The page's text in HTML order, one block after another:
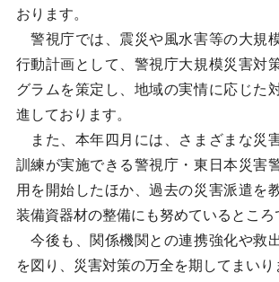
おります。
警視庁では、震災や風水害等の大規
行動計画として、警視庁大規模災害対
グラムを策定し、地域の実情に応じた
進しております。
また、本年四月には、さまざまな災
訓練が実施できる警視庁・東日本災害
用を開始したほか、過去の災害派遣を
装備資器材の整備にも努めているところ
今後も、関係機関との連携強化や救
を図り、災害対策の万全を期してまいり